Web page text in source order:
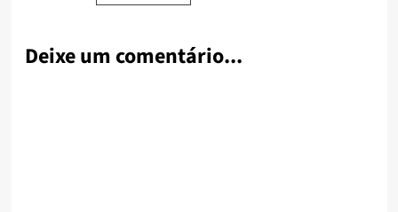
Deixe um comentário...